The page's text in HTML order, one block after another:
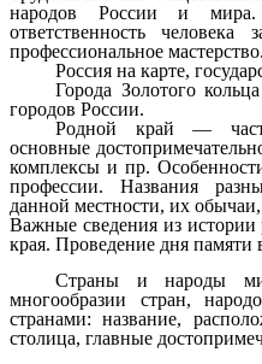
народов России и
ответственность
профессиональное мастерство.
Россия на карте,
Города Золотого
городов России.
Родной край —
основные
комплексы и пр.
профессии. Названия
данной местности, их
Важные сведения из
края. Проведение дня памяти
Страны и народы
многообразии стран,
странами: название,
столица, главные